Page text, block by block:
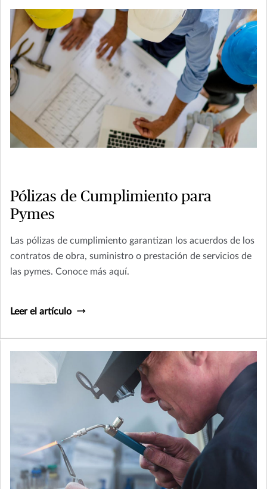
Pólizas de Cumplimiento para
Pymes
Las pólizas de cumplimiento garantizan los acuerdos de los
contratos de obra, suministro o prestación de servicios de
las pymes. Conoce más aquí.
Leer el artículo